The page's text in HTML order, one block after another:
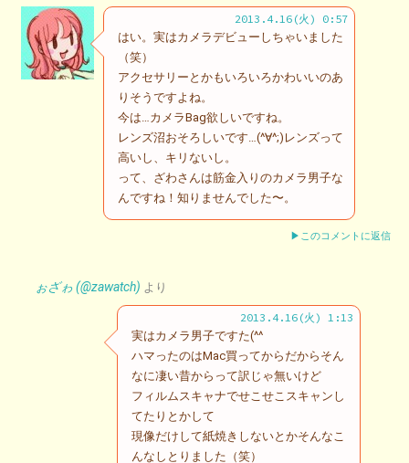
2013.4.16(火) 0:57
はい。実はカメラデビューしちゃいました
（笑）
アクセサリーとかもいろいろかわいいのあ
りそうですよね。
今は…カメラBag欲しいですね。
レンズ沼おそろしいです…(^∀^;)レンズって
高いし、キリないし。
って、ざわさんは筋金入りのカメラ男子な
んですね！知りませんでした〜。
▶このコメントに返信
ぉざゎ (@zawatch) より
2013.4.16(火) 1:13
実はカメラ男子ですた(^^ゞ
ハマったのはMac買ってからだからそん
なに凄い昔からって訳じゃ無いけど
フィルムスキャナでせこせこスキャンし
てたりとかして
現像だけして紙焼きしないとかそんなこ
んなしとりました（笑）